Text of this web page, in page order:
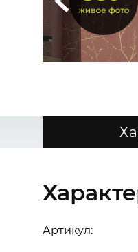
Артикул: